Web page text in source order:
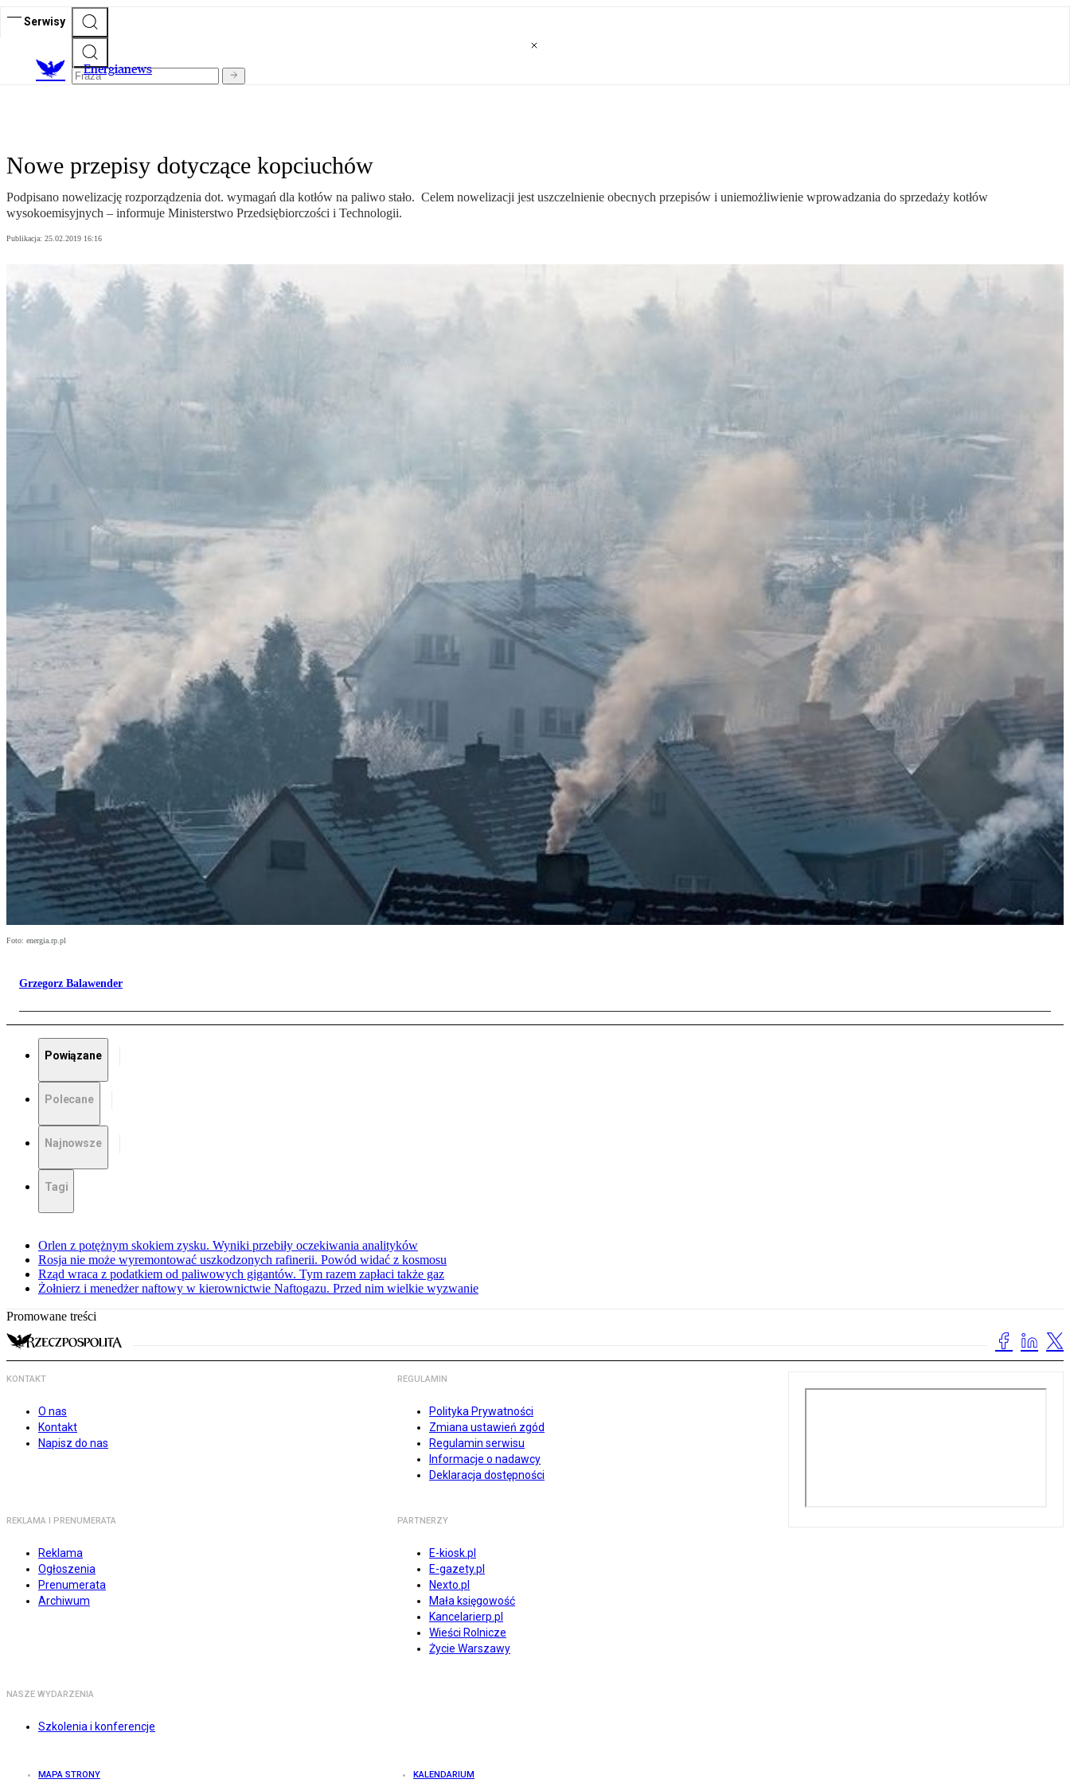
Serwisy
Energianews
Nowe przepisy dotyczące kopciuchów
Podpisano nowelizację rozporządzenia dot. wymagań dla kotłów na paliwo stało. Celem nowelizacji jest uszczelnienie obecnych przepisów i uniemożliwienie wprowadzania do sprzedaży kotłów
wysokoemisyjnych – informuje Ministerstwo Przedsiębiorczości i Technologii.
Publikacja: 25.02.2019 16:16
Foto: energia.rp.pl
Grzegorz Balawender
Powiązane
Polecane
Najnowsze
Tagi
Orlen z potężnym skokiem zysku. Wyniki przebiły oczekiwania analityków
Rosja nie może wyremontować uszkodzonych rafinerii. Powód widać z kosmosu
Rząd wraca z podatkiem od paliwowych gigantów. Tym razem zapłaci także gaz
Żołnierz i menedżer naftowy w kierownictwie Naftogazu. Przed nim wielkie wyzwanie
Promowane treści
KONTAKT
O nas
Kontakt
Napisz do nas
REGULAMIN
Polityka Prywatności
Zmiana ustawień zgód
Regulamin serwisu
Informacje o nadawcy
Deklaracja dostępności
REKLAMA I PRENUMERATA
Reklama
Ogłoszenia
Prenumerata
Archiwum
PARTNERZY
E-kiosk.pl
E-gazety.pl
Nexto.pl
Mała księgowość
Kancelarierp.pl
Wieści Rolnicze
Życie Warszawy
NASZE WYDARZENIA
Szkolenia i konferencje
MAPA STRONY KALENDARIUM